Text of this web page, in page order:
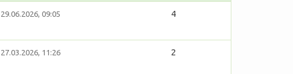
29.06.2026, 09:05 4
27.03.2026, 11:26 2